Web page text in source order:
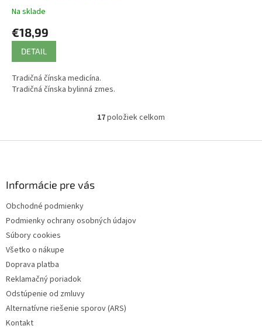
WAN mod. - TCM Herbs
Na sklade
€18,99
DETAIL
Tradičná čínska medicína.
Tradičná čínska bylinná zmes.
O
l
p
17položiek celkom
Informácie pre vás
Obchodné podmienky
Podmienky ochrany osobných údajov
Súbory cookies
Všetko o nákupe
Doprava platba
Reklamačný poriadok
Odstúpenie od zmluvy
Alternatívne riešenie sporov (ARS)
Kontakt